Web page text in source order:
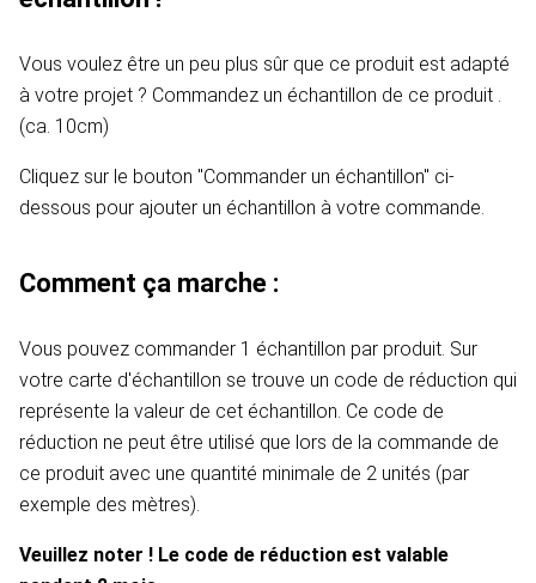
Vous voulez être un peu plus sûr que ce produit est adapté
à votre projet ? Commandez un échantillon de ce produit .
(ca. 10cm)
Cliquez sur le bouton "Commander un échantillon" ci-
dessous pour ajouter un échantillon à votre commande.
Comment ça marche :
Vous pouvez commander 1 échantillon par produit. Sur
votre carte d'échantillon se trouve un code de réduction qui
représente la valeur de cet échantillon. Ce code de
réduction ne peut être utilisé que lors de la commande de
ce produit avec une quantité minimale de 2 unités (par
exemple des mètres).
Veuillez noter ! Le code de réduction est valable